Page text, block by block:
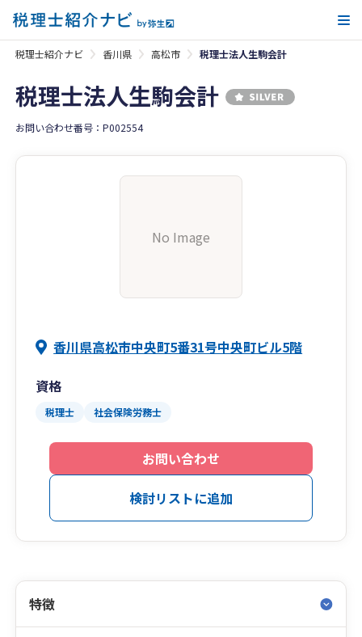
税理士紹介ナビ 香川県 高松市 税理士法人生駒会計
税理士法人生駒会計
お問い合わせ番号：P002554
No Image
香川県高松市中央町5番31号中央町ビル5階
資格
税理士 社会保険労務士
お問い合わせ
検討リストに追加
特徴